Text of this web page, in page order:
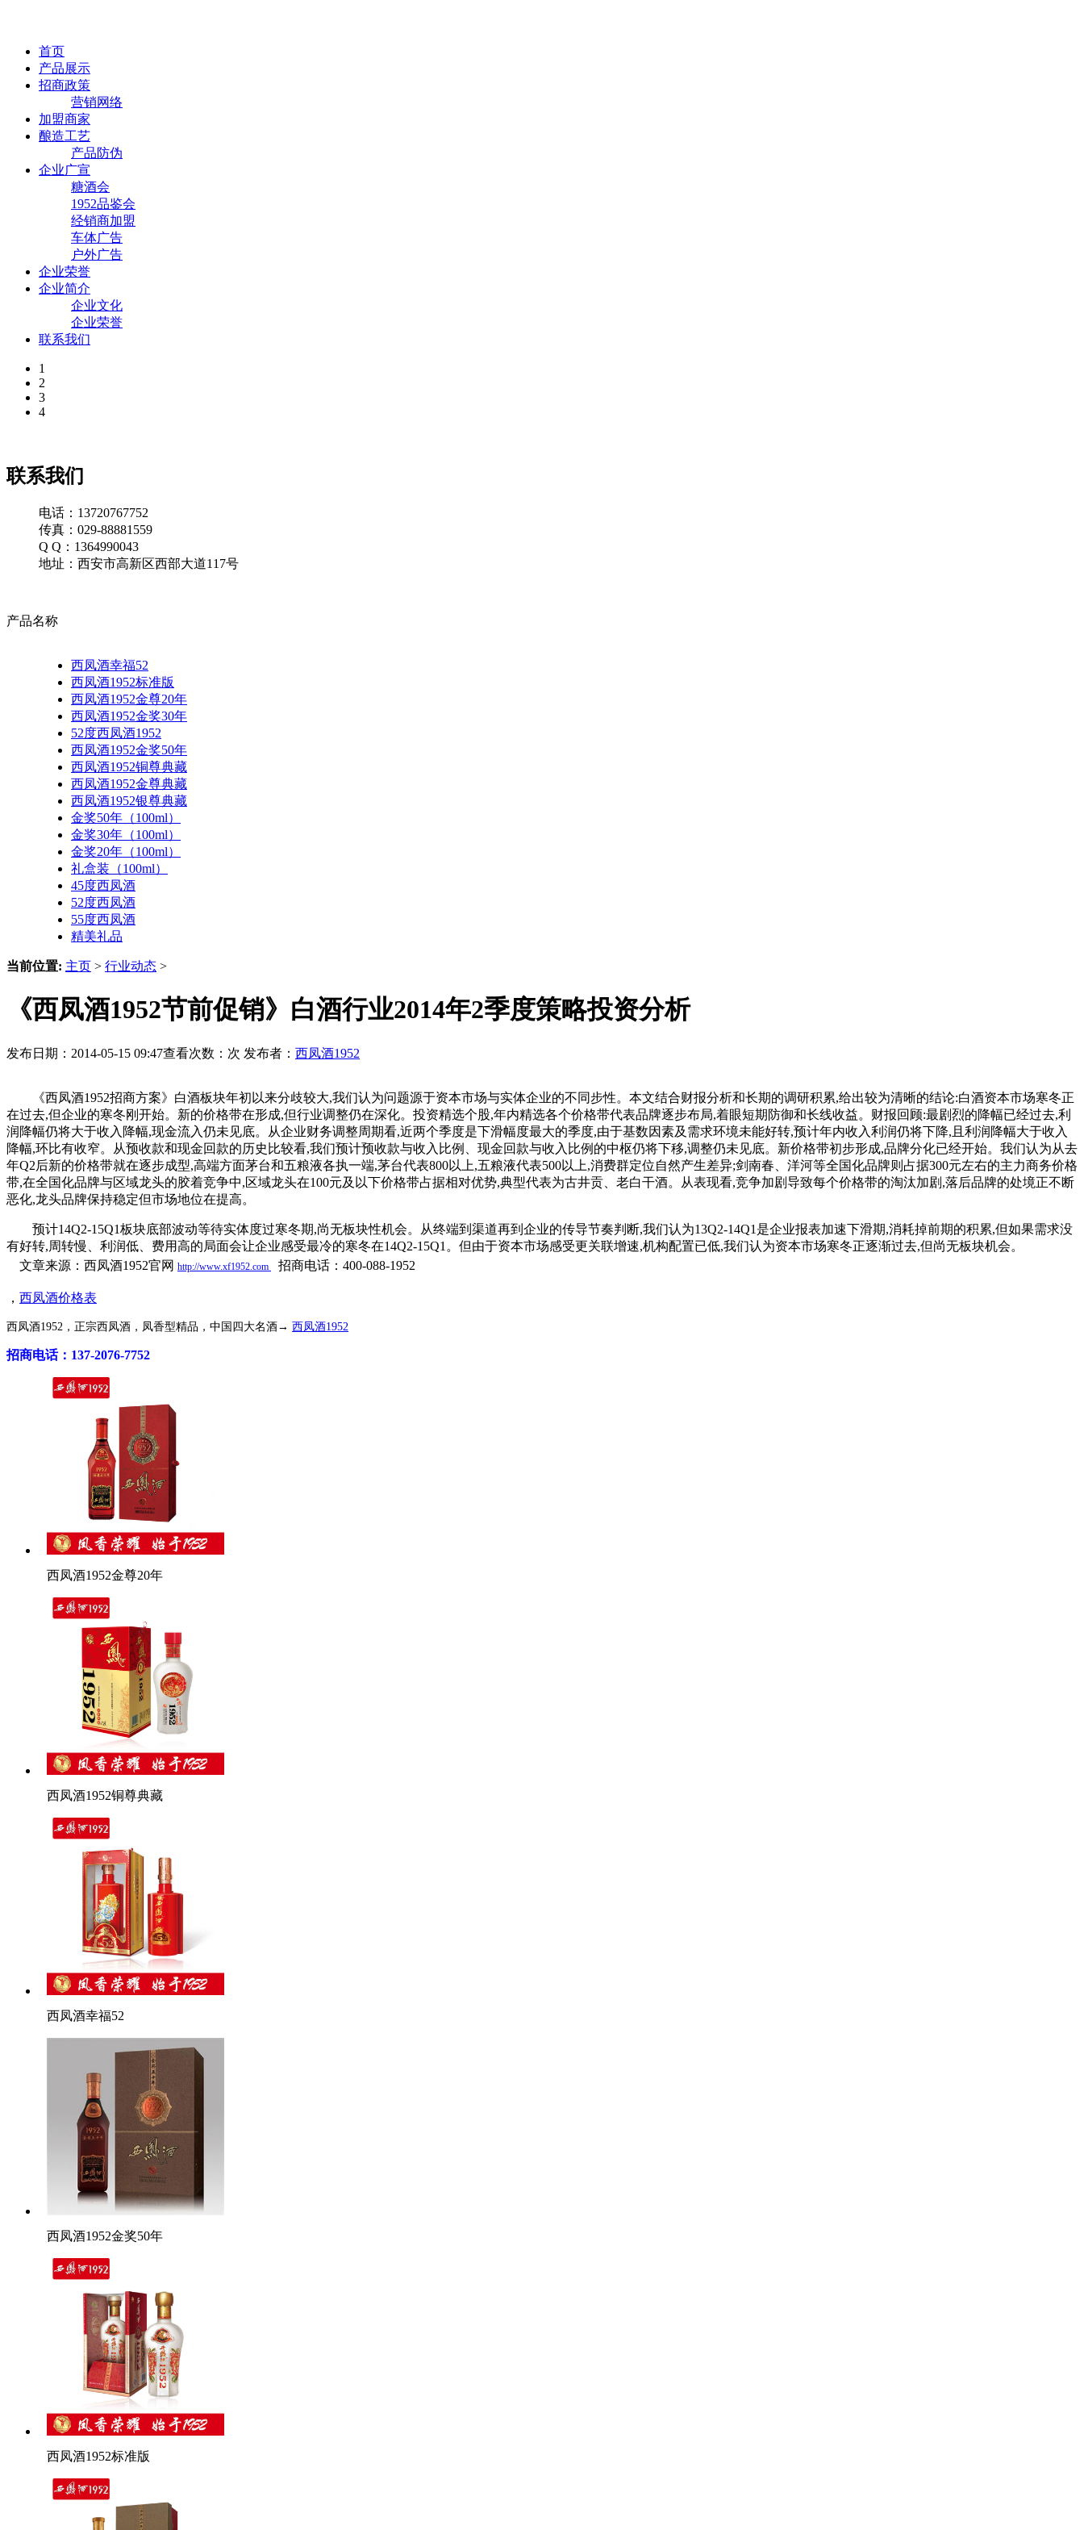
首页
产品展示
招商政策
营销网络
加盟商家
酿造工艺
产品防伪
企业广宣
糖酒会
1952品鉴会
经销商加盟
车体广告
户外广告
企业荣誉
企业简介
企业文化
企业荣誉
联系我们
1
2
3
4
联系我们
电话：13720767752
传真：029-88881559
Q Q：1364990043
地址：西安市高新区西部大道117号
产品名称
西凤酒幸福52
西凤酒1952标准版
西凤酒1952金尊20年
西凤酒1952金奖30年
52度西凤酒1952
西凤酒1952金奖50年
西凤酒1952铜尊典藏
西凤酒1952金尊典藏
西凤酒1952银尊典藏
金奖50年（100ml）
金奖30年（100ml）
金奖20年（100ml）
礼盒装（100ml）
45度西凤酒
52度西凤酒
55度西凤酒
精美礼品
当前位置: 主页 > 行业动态 >
《西凤酒1952节前促销》白酒行业2014年2季度策略投资分析
发布日期：2014-05-15 09:47查看次数： 次 发布者： 西凤酒1952
《西凤酒1952招商方案》白酒板块年初以来分歧较大,我们认为问题源于资本市场与实体企业的不同步性。本文结合财报分析和长期的调研积累,给出较为清晰的结论:白酒资本市场寒冬正
在过去,但企业的寒冬刚开始。新的价格带在形成,但行业调整仍在深化。投资精选个股,年内精选各个价格带代表品牌逐步布局,着眼短期防御和长线收益。财报回顾:最剧烈的降幅已经过去,利
润降幅仍将大于收入降幅,现金流入仍未见底。从企业财务调整周期看,近两个季度是下滑幅度最大的季度,由于基数因素及需求环境未能好转,预计年内收入利润仍将下降,且利润降幅大于收入
降幅,环比有收窄。从预收款和现金回款的历史比较看,我们预计预收款与收入比例、现金回款与收入比例的中枢仍将下移,调整仍未见底。新价格带初步形成,品牌分化已经开始。我们认为从去
年Q2后新的价格带就在逐步成型,高端方面茅台和五粮液各执一端,茅台代表800以上,五粮液代表500以上,消费群定位自然产生差异;剑南春、洋河等全国化品牌则占据300元左右的主力商务价格
带,在全国化品牌与区域龙头的胶着竞争中,区域龙头在100元及以下价格带占据相对优势,典型代表为古井贡、老白干酒。从表现看,竞争加剧导致每个价格带的淘汰加剧,落后品牌的处境正不断
恶化,龙头品牌保持稳定但市场地位在提高。
预计14Q2-15Q1板块底部波动等待实体度过寒冬期,尚无板块性机会。从终端到渠道再到企业的传导节奏判断,我们认为13Q2-14Q1是企业报表加速下滑期,消耗掉前期的积累,但如果需求没
有好转,周转慢、利润低、费用高的局面会让企业感受最冷的寒冬在14Q2-15Q1。但由于资本市场感受更关联增速,机构配置已低,我们认为资本市场寒冬正逐渐过去,但尚无板块机会。
文章来源：西凤酒1952官网 http://www.xf1952.com 招商电话：400-088-1952
， 西凤酒价格表
西凤酒1952，正宗西凤酒，凤香型精品，中国四大名酒→ 西凤酒1952
招商电话：137-2076-7752
西凤酒1952金尊20年
西凤酒1952铜尊典藏
西凤酒幸福52
西凤酒1952金奖50年
西凤酒1952标准版